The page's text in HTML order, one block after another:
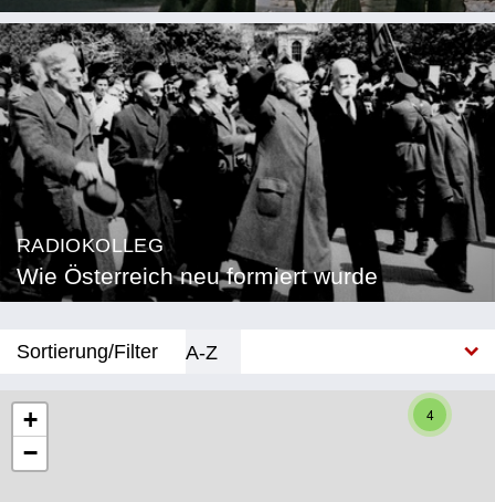
RADIOKOLLEG
Wie Österreich neu formiert wurde
Sortierung/Filter
A-Z
4
+
−